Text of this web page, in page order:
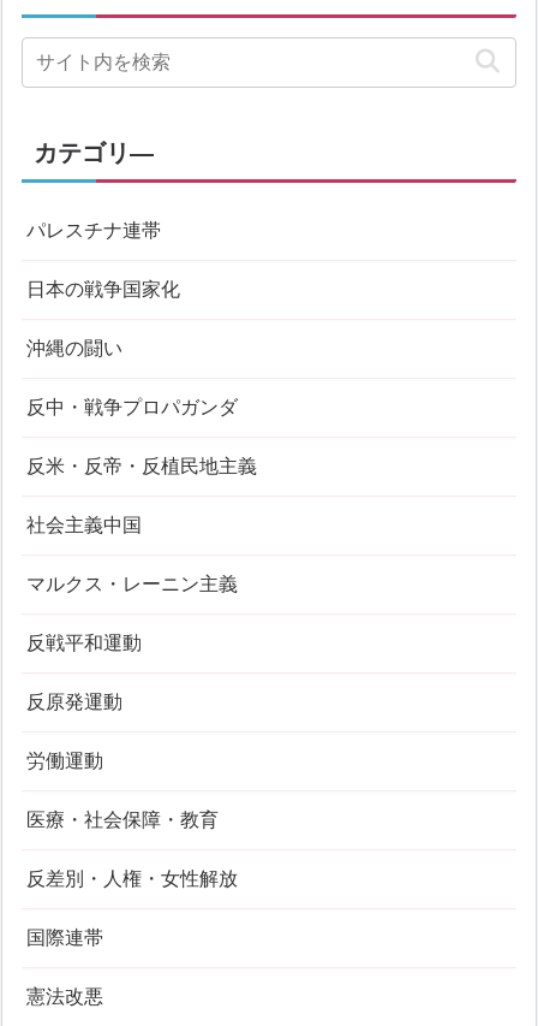
カテゴリ―
パレスチナ連帯
日本の戦争国家化
沖縄の闘い
反中・戦争プロパガンダ
反米・反帝・反植民地主義
社会主義中国
マルクス・レーニン主義
反戦平和運動
反原発運動
労働運動
医療・社会保障・教育
反差別・人権・女性解放
国際連帯
憲法改悪